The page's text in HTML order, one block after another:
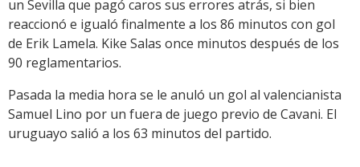
un Sevilla que pagó caros sus errores atrás, si bien
reaccionó e igualó finalmente a los 86 minutos con gol
de Erik Lamela. Kike Salas once minutos después de los
90 reglamentarios.
Pasada la media hora se le anuló un gol al valencianista
Samuel Lino por un fuera de juego previo de Cavani. El
uruguayo salió a los 63 minutos del partido.